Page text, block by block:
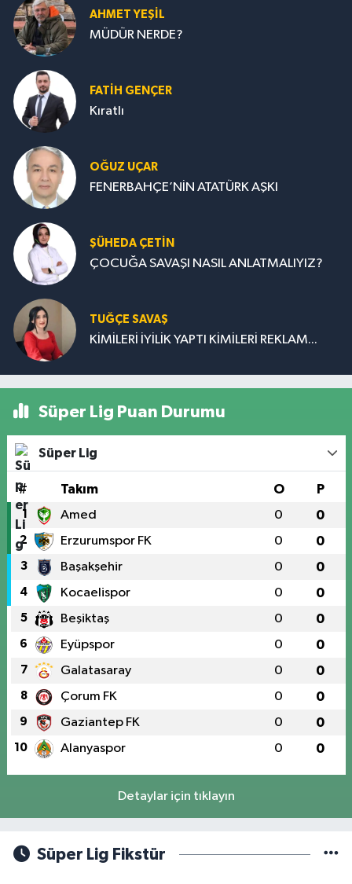
AHMET YEŞİL
MÜDÜR NERDE?
FATIH GENÇER
Kıratlı
OĞUZ UÇAR
FENERBAHÇE’NİN ATATÜRK AŞKI
ŞÜHEDA ÇETİN
ÇOCUĞA SAVAŞI NASIL ANLATMALIYIZ?
TUĞÇE SAVAŞ
KİMİLERİ İYİLİK YAPTI KİMİLERİ REKLAM...
Süper Lig Puan Durumu
Süper Lig
# Takım O P
1 Amed 0 0
2 Erzurumspor FK 0 0
3 Başakşehir 0 0
4 Kocaelispor 0 0
5 Beşiktaş 0 0
6 Eyüpspor 0 0
7 Galatasaray 0 0
8 Çorum FK 0 0
9 Gaziantep FK 0 0
10 Alanyaspor 0 0
Detaylar için tıklayın
Süper Lig Fikstür